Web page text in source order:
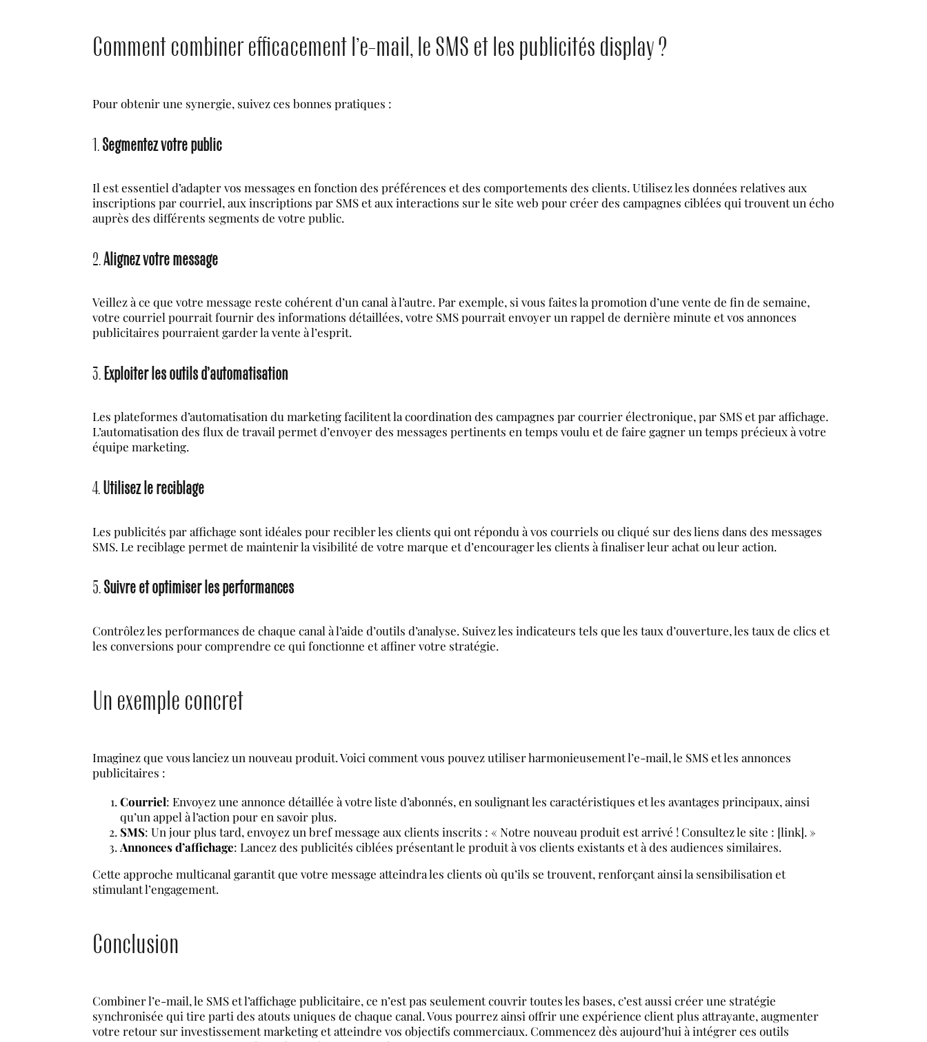
Comment combiner efficacement l’e-mail, le SMS et les publicités display ?
Pour obtenir une synergie, suivez ces bonnes pratiques :
1.Segmentez votre public
Il est essentiel d’adapter vos messages en fonction des préférences et des comportements des clients. Utilisez les données relatives aux
inscriptions par courriel, aux inscriptions par SMS et aux interactions sur le site web pour créer des campagnes ciblées qui trouvent un écho
auprès des différents segments de votre public.
2.Alignez votre message
Veillez à ce que votre message reste cohérent d’un canal à l’autre. Par exemple, si vous faites la promotion d’une vente de fin de semaine,
votre courriel pourrait fournir des informations détaillées, votre SMS pourrait envoyer un rappel de dernière minute et vos annonces
publicitaires pourraient garder la vente à l’esprit.
3.Exploiter les outils d’automatisation
Les plateformes d’automatisation du marketing facilitent la coordination des campagnes par courrier électronique, par SMS et par affichage.
L’automatisation des flux de travail permet d’envoyer des messages pertinents en temps voulu et de faire gagner un temps précieux à votre
équipe marketing.
4.Utilisez le reciblage
Les publicités par affichage sont idéales pour recibler les clients qui ont répondu à vos courriels ou cliqué sur des liens dans des messages
SMS. Le reciblage permet de maintenir la visibilité de votre marque et d’encourager les clients à finaliser leur achat ou leur action.
5.Suivre et optimiser les performances
Contrôlez les performances de chaque canal à l’aide d’outils d’analyse. Suivez les indicateurs tels que les taux d’ouverture, les taux de clics et
les conversions pour comprendre ce qui fonctionne et affiner votre stratégie.
Un exemple concret
Imaginez que vous lanciez un nouveau produit. Voici comment vous pouvez utiliser harmonieusement l’e-mail, le SMS et les annonces
publicitaires :
Courriel: Envoyez une annonce détaillée à votre liste d’abonnés, en soulignant les caractéristiques et les avantages principaux, ainsi
qu’un appel à l’action pour en savoir plus.
SMS: Un jour plus tard, envoyez un bref message aux clients inscrits : « Notre nouveau produit est arrivé ! Consultez le site : [link]. »
Annonces d’affichage: Lancez des publicités ciblées présentant le produit à vos clients existants et à des audiences similaires.
Cette approche multicanal garantit que votre message atteindra les clients où qu’ils se trouvent, renforçant ainsi la sensibilisation et
stimulant l’engagement.
Conclusion
Combiner l’e-mail, le SMS et l’affichage publicitaire, ce n’est pas seulement couvrir toutes les bases, c’est aussi créer une stratégie
synchronisée qui tire parti des atouts uniques de chaque canal. Vous pourrez ainsi offrir une expérience client plus attrayante, augmenter
votre retour sur investissement marketing et atteindre vos objectifs commerciaux. Commencez dès aujourd’hui à intégrer ces outils